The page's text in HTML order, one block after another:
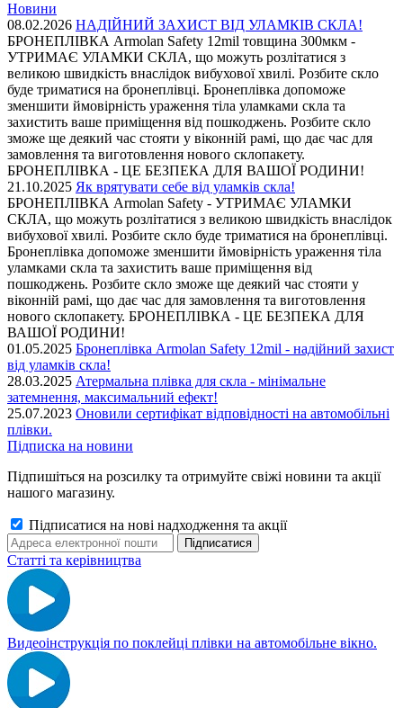
Новини
08.02.2026 НАДІЙНИЙ ЗАХИСТ ВІД УЛАМКІВ СКЛА!
БРОНЕПЛІВКА Armolan Safety 12mil товщина 300мкм -
УТРИМАЄ УЛАМКИ СКЛА, що можуть розлітатися з
великою швидкість внаслідок вибухової хвилі. Розбите скло
буде триматися на бронеплівці. Бронеплівка допоможе
зменшити ймовірність ураження тіла уламками скла та
захистить ваше приміщення від пошкоджень. Розбите скло
зможе ще деякий час стояти у віконній рамі, що дає час для
замовлення та виготовлення нового склопакету.
БРОНЕПЛІВКА - ЦЕ БЕЗПЕКА ДЛЯ ВАШОЇ РОДИНИ!
21.10.2025 Як врятувати себе від уламків скла!
БРОНЕПЛІВКА Armolan Safety - УТРИМАЄ УЛАМКИ
СКЛА, що можуть розлітатися з великою швидкість внаслідок
вибухової хвилі. Розбите скло буде триматися на бронеплівці.
Бронеплівка допоможе зменшити ймовірність ураження тіла
уламками скла та захистить ваше приміщення від
пошкоджень. Розбите скло зможе ще деякий час стояти у
віконній рамі, що дає час для замовлення та виготовлення
нового склопакету. БРОНЕПЛІВКА - ЦЕ БЕЗПЕКА ДЛЯ
ВАШОЇ РОДИНИ!
01.05.2025 Бронеплівка Armolan Safety 12mil - надійний захист
від уламків скла!
28.03.2025 Атермальна плівка для скла - мінімальне
затемнення, максимальний ефект!
25.07.2023 Оновили сертифікат відповідності на автомобільні
плівки.
Підписка на новини
Підпишіться на розсилку та отримуйте свіжі новини та акції
нашого магазину.
Підписатися на нові надходження та акції
Статті та керівництва
Видеоінструкція по поклейці плівки на автомобільне вікно.